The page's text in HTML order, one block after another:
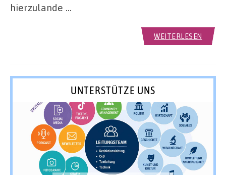
hierzulande …
WEITERLESEN
UNTERSTÜTZE UNS